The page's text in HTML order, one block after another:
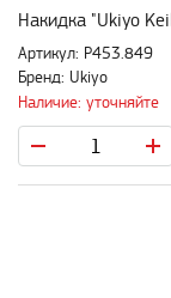
Накидка "Ukiyo
Артикул: P453.849
Бренд: Ukiyo
Наличие: уточняйте